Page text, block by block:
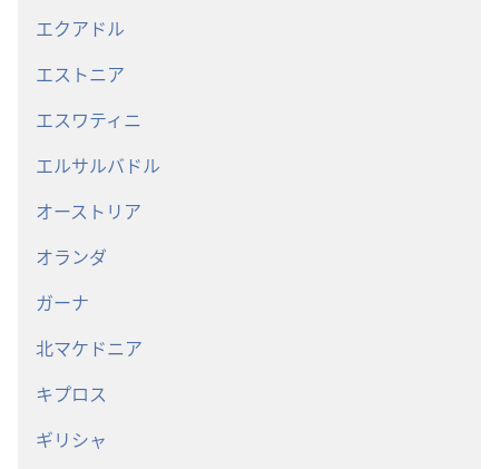
エクアドル
エストニア
エスワティニ
エルサルバドル
オーストリア
オランダ
ガーナ
北マケドニア
キプロス
ギリシャ